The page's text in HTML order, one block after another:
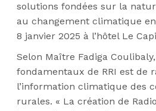
solutions fondées sur la
au changement climatique
8 janvier 2025 à l’hôtel Le
Selon Maître Fadiga
fondamentaux de RRI est de
l’information climatique des
rurales. « La création de